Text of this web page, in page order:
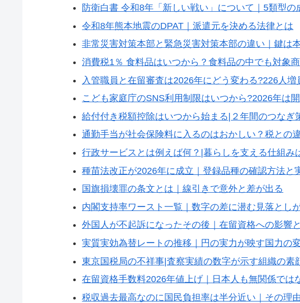
防衛白書 令和8年「新しい戦い」について｜5類型の
令和8年熊本地震のDPAT｜派遣元を決める法律とは
非常災害対策本部と緊急災害対策本部の違い｜鍵は
消費税1％ 食料品はいつから？食料品の中でも対象
入管職員と在留審査は2026年にどう変わる?226人増
こども家庭庁のSNS利用制限はいつから?2026年は
給付付き税額控除はいつから始まる|２年間のつなぎ
通勤手当が社会保険料に入るのはおかしい？税との
行政サービスとは例えば何？|暮らしを支える仕組み
種苗法改正が2026年に成立｜登録品種の確認方法と
国旗損壊罪の条文とは｜線引きで意外と差が出る
内閣支持率ワースト一覧｜数字の差に潜む見落とし
外国人が不起訴になったその後｜在留資格への影響
実質実効為替レートの推移｜円の実力が映す国力の
東京国税局の不祥事|査察実績の数字が示す組織の素
在留資格手数料2026年値上げ｜日本人も無関係では
税収過去最高なのに国民負担率は半分近い｜その理